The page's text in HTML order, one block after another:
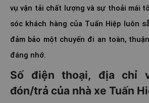
vụ vận tải chất lượng và sự thoải mái
sóc khách hàng của Tuấn Hiệp luôn
đảm bảo một chuyến đi an toàn,
đáng nhớ.
Số điện thoại, địa chỉ
đón/trả của nhà xe Tuấn